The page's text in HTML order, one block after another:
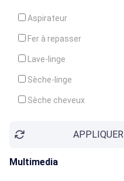
Aspirateur
Fer à repasser
Lave-linge
Sèche-linge
Sèche cheveux
APPLIQUER
Multimedia